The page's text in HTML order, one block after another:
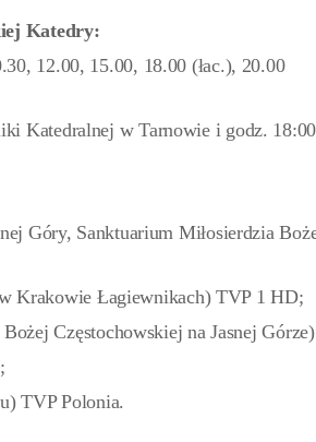
Katedry:
12.00, 15.00, 18.00 (łac.), 20.00
Katedralnej w Tarnowie i godz.
Góry, Sanktuarium Miłosierdzia
Krakowie Łagiewnikach) TVP 1 HD;
Częstochowskiej na Jasnej
TVP Polonia.